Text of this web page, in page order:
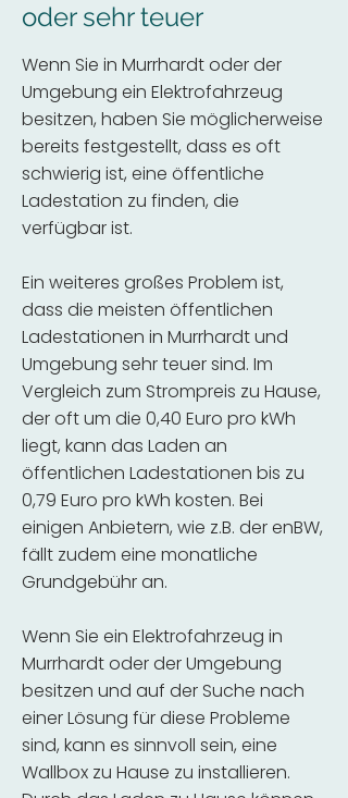
oder sehr teuer
Wenn Sie in Murrhardt oder der
Umgebung ein Elektrofahrzeug
besitzen, haben Sie möglicherweise
bereits festgestellt, dass es oft
schwierig ist, eine öffentliche
Ladestation zu finden, die
verfügbar ist.
Ein weiteres großes Problem ist,
dass die meisten öffentlichen
Ladestationen in Murrhardt und
Umgebung sehr teuer sind. Im
Vergleich zum Strompreis zu Hause,
der oft um die 0,40 Euro pro kWh
liegt, kann das Laden an
öffentlichen Ladestationen bis zu
0,79 Euro pro kWh kosten. Bei
einigen Anbietern, wie z.B. der enBW,
fällt zudem eine monatliche
Grundgebühr an.
Wenn Sie ein Elektrofahrzeug in
Murrhardt oder der Umgebung
besitzen und auf der Suche nach
einer Lösung für diese Probleme
sind, kann es sinnvoll sein, eine
Wallbox zu Hause zu installieren.